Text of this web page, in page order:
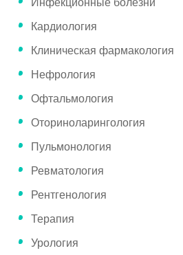
Кардиология
Клиническая фармакология
Нефрология
Офтальмология
Оториноларингология
Пульмонология
Ревматология
Рентгенология
Терапия
Урология